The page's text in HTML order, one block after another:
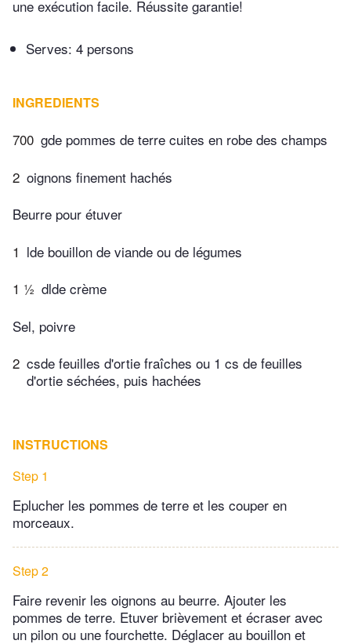
une exécution facile. Réussite garantie!
Serves: 4 persons
INGREDIENTS
700 gde pommes de terre cuites en robe des champs
2 oignons finement hachés
Beurre pour étuver
1 lde bouillon de viande ou de légumes
1 ½ dlde crème
Sel, poivre
2 csde feuilles d'ortie fraîches ou 1 cs de feuilles
d'ortie séchées, puis hachées
INSTRUCTIONS
Step 1
Eplucher les pommes de terre et les couper en
morceaux.
Step 2
Faire revenir les oignons au beurre. Ajouter les
pommes de terre. Etuver brièvement et écraser avec
un pilon ou une fourchette. Déglacer au bouillon et